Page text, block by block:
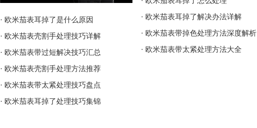
· 欧米茄表耳掉了是什么原因
· 欧米茄表壳割手处理技巧详解
· 欧米茄表带过短解决技巧汇总
· 欧米茄表壳割手处理方法推荐
· 欧米茄表带太紧处理技巧盘点
· 欧米茄表耳掉了处理技巧集锦
· 欧米茄表耳掉了解决办法详解
· 欧米茄表带掉色处理方法深度解析
· 欧米茄表带太紧处理方法大全